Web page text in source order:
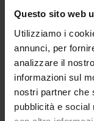
Questo sito web
Utilizziamo i
annunci, per
analizzare il
informazioni sul
nostri partner che
pubblicità e social
Insomma, non
davvero
Ora, dopo